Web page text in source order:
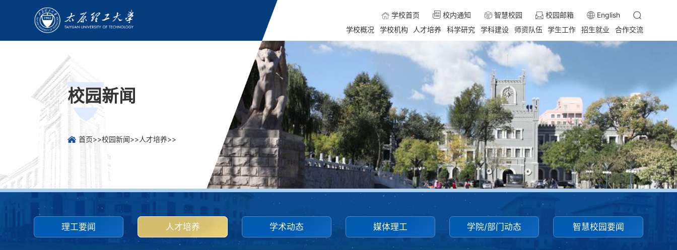
学校首页 校内通知 智慧校园 校园邮箱
English
学校概况
学校机构 人才培养 科学研究 学科建设 师资队伍 学生工作 招生就业 合作交流
校园新闻
首页>>校园新闻>>人才培养>>
理工要闻 人才培养 学术动态 媒体理工 学院/部门动态 智慧校园要闻